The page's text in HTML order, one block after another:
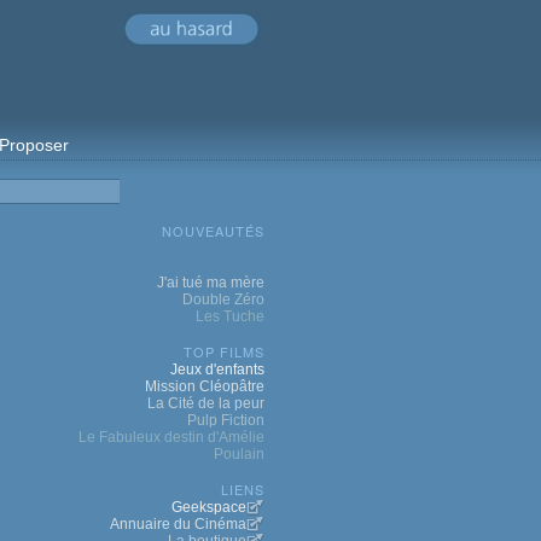
Proposer
NOUVEAUTÉS
J'ai tué ma mère
Double Zéro
Les Tuche
TOP FILMS
Jeux d'enfants
Mission Cléopâtre
La Cité de la peur
Pulp Fiction
Le Fabuleux destin d'Amélie
Poulain
LIENS
Geekspace
Annuaire du Cinéma